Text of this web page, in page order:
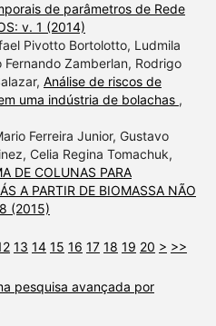
de parâmetros de Rede
v. 1 (2014)
Pivotto Bortolotto, Ludmila
Zamberlan, Rodrigo
Análise de riscos de
uma indústria de bolachas ,
Ferreira Junior, Gustavo
Celia Regina Tomachuk,
DE COLUNAS PARA
A PARTIR DE BIOMASSA NÃO
(2015)
13 14 15 16 17 18 19 20 > >>
pesquisa avançada por